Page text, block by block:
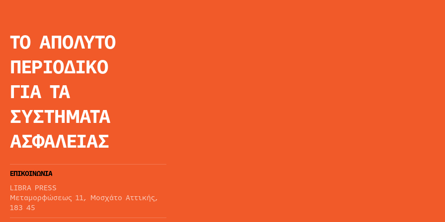
ΤΟ ΑΠΟΛΥΤΟ
ΠΕΡΙΟΔΙΚΟ
ΓΙΑ ΤΑ
ΣΥΣΤΗΜΑΤΑ
ΑΣΦΑΛΕΙΑΣ
ΕΠΙΚΟΙΝΩΝΙΑ
LIBRA PRESS
Μεταμορφώσεως 11, Μοσχάτο Αττικής,
183 45